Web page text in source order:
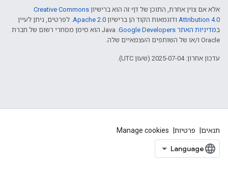
אלא אם צוין אחרת, התוכן של דף זה הוא ברישיון Creative Commons
Attribution 4.0 ודוגמאות הקוד הן ברישיון Apache 2.0. לפרטים, ניתן לעיין
במדיניות האתר Google Developers‏
.‏ Java הוא סימן מסחרי רשום של חברת
Oracle ו/או של השותפים העצמאיים שלה.
עדכון אחרון: 2025-07-04 (שעון UTC).
תנאים פרטיות Manage cookies